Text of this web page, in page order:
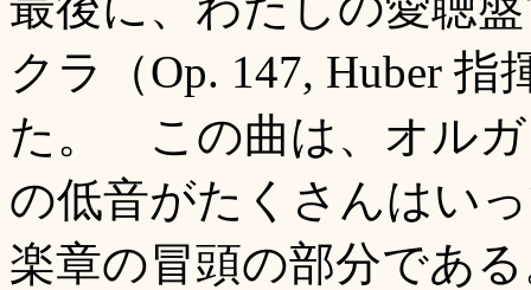
クラ（Op. 147, Huber
た。 この曲は、オルガ
の低音がたくさんはい
楽章の冒頭の部分であ